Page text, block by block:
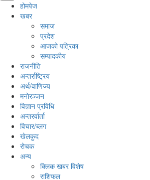
होमपेज
खबर
समाज
प्रदेश
आजको पत्रिका
सम्पादकीय
राजनीति
अन्तर्राष्ट्रिय
अर्थ/वाणिज्य
मनाेरञ्जन
विज्ञान प्रविधि
अन्तरर्वार्ता
विचार/ब्लग
खेलकुद
रोचक
अन्य
क्लिक खबर विशेष
राशिफल